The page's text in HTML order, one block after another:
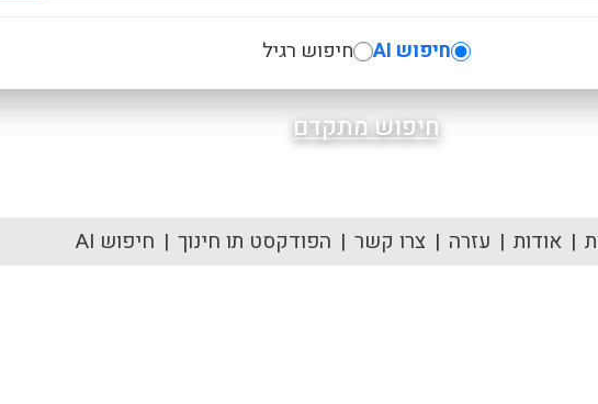
חיפוש AI חיפוש רגיל
חיפוש מתקדם
אודות עזרה צרו קשר הפודקסט תו חינוך חיפוש AI